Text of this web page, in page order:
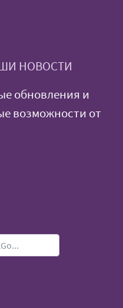
НОВОСТИ
обновления и
возможности от